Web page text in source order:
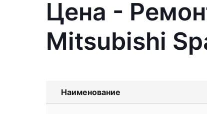
Цена -
Mitsubishi
Наименование